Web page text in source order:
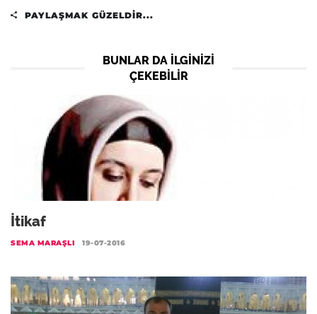
PAYLAŞMAK GÜZELDIR...
BUNLAR DA ILGINIZI
ÇEKEBILIR
İtikaf
SEMA MARAŞLI 19-07-2016